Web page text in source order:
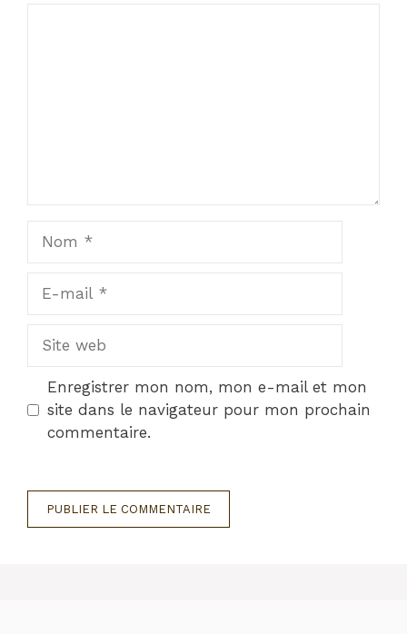
Site
Enregistrer mon nom, mon e-mail et mon
site dans le navigateur pour mon prochain
commentaire.